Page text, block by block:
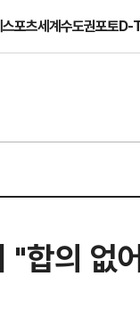
스포츠세계수도권포토D-
"합의 없